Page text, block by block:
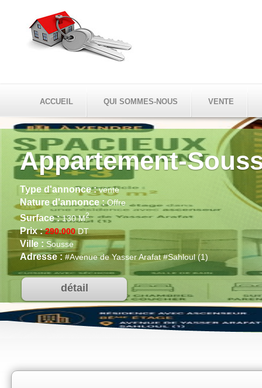
ACCUEIL QUI SOMMES-NOUS VENTE
Sousse
: vente
:Offre
M2
DT
de Yasser Arafat #Sahloul (1)